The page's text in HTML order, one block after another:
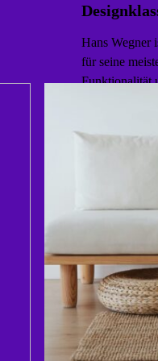
Hans Wegner
für seine
Funktionalität
Hansen &
Möbel
Innovatives
modernen